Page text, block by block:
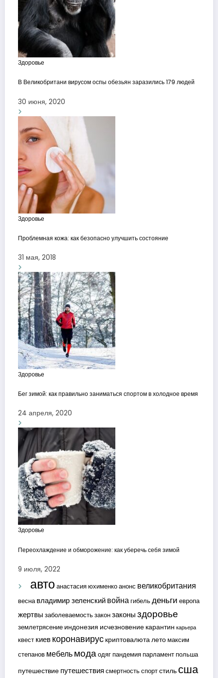
Здоровье
В Великобритани вирусом оспы обезьян заразились 179 людей
30 июня, 2020
Здоровье
Проблемная кожа: как безопасно улучшить состояние
31 мая, 2018
Здоровье
Бег зимой: как правильно заниматься спортом в холодное время
24 апреля, 2020
Здоровье
Переохлаждение и обморожение: как уберечь себя зимой
9 июля, 2022
авто анастасия юхименкоанонс великобритания
весна владимир зеленскийвойнагибельденьги европа
жертвы заболеваемостьзаконзаконыздоровье
землетрясение индонезия исчезновение карантин карьера
квест киевкоронавирус криптовалюталетомаксим
степанов мебельмодаодягпандемияпарламентпольша
путешествие путешествия смертностьспортстиль сша